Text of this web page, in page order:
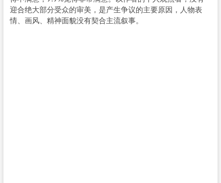
迎合绝大部分受众的审美，是产生争议的主要原因，人物表
情、画风、精神面貌没有契合主流叙事。